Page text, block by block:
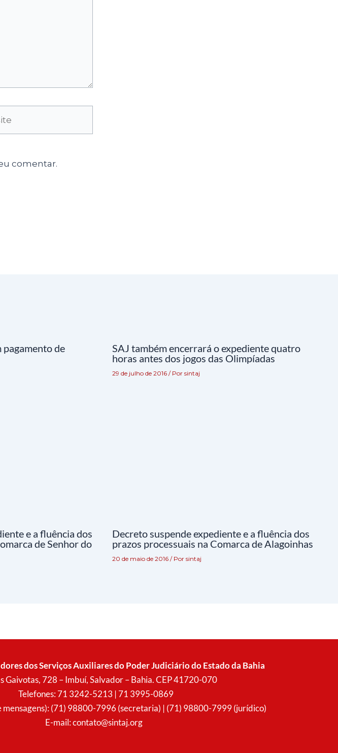
comentar.
pagamento de
SAJ também encerrará o expediente quatro
horas antes dos jogos das Olimpíadas
29 de julho de 2016 / Por sintaj
e a fluência dos
de Senhor do
Decreto suspende expediente e a fluência dos
prazos processuais na Comarca de Alagoinhas
20 de maio de 2016 / Por sintaj
dos Serviços Auxiliares do Poder Judiciário do Estado da Bahia
Gaivotas, 728 – Imbuí, Salvador – Bahia. CEP 41720-070
Telefones: 71 3242-5213 | 71 3995-0869
mensagens): (71) 98800-7996 (secretaria) | (71) 98800-7999 (jurídico)
E-mail:contato@sintaj.org